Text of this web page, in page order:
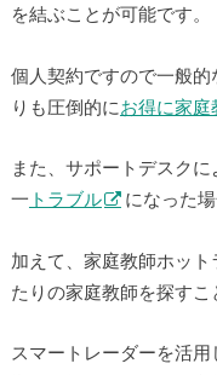
を結ぶことが可能です。
個人契約ですので一般的
りも圧倒的に お得に家庭
また、サポートデスク
一 トラブル になった
加えて、家庭教師ホッ
たりの家庭教師を探すこ
スマートレーダーを活